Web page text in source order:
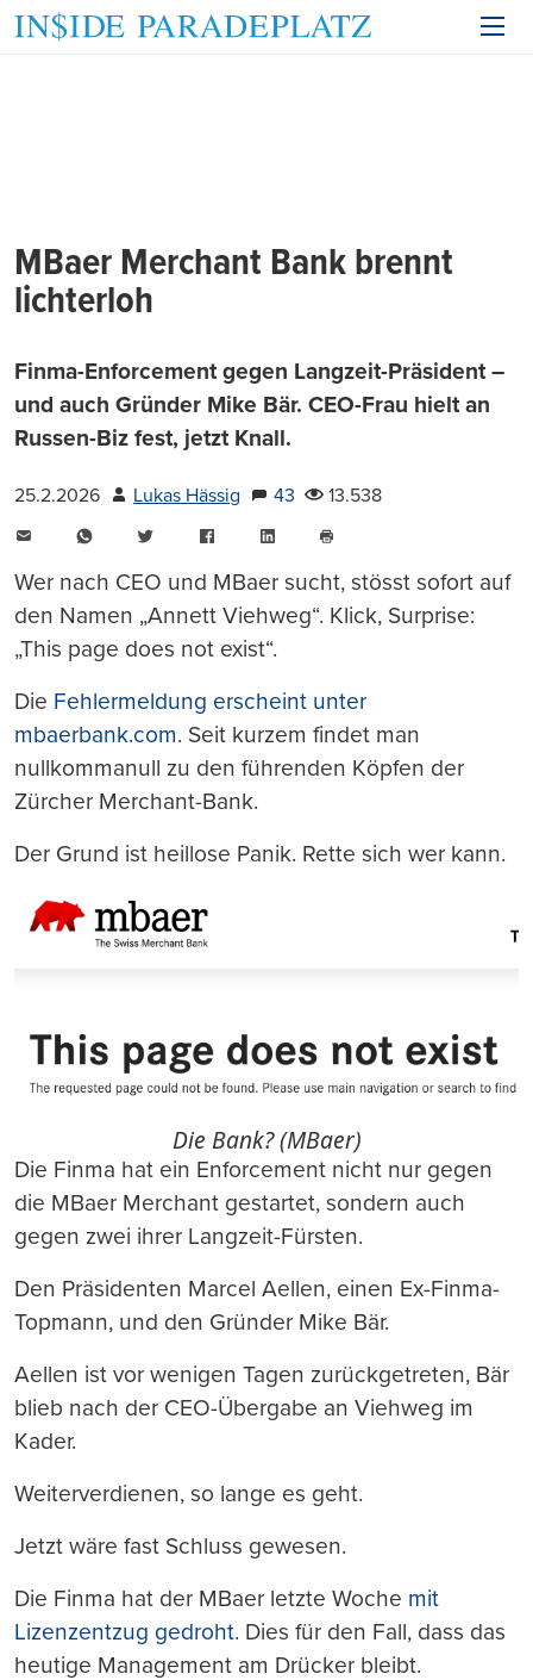
MBaer Merchant Bank brennt
lichterloh
Finma-Enforcement gegen Langzeit-Präsident –
und auch Gründer Mike Bär. CEO-Frau hielt an
Russen-Biz fest, jetzt Knall.
25.2.2026 Lukas Hässig 43
13.538
WhatsAppTwitter FacebookLinkedIn
drucken
Wer nach CEO und MBaer sucht, stösst sofort auf
den Namen „Annett Viehweg“. Klick, Surprise:
„This page does not exist“.
Die Fehlermeldung erscheint unter
mbaerbank.com. Seit kurzem findet man
nullkommanull zu den führenden Köpfen der
Zürcher Merchant-Bank.
Der Grund ist heillose Panik. Rette sich wer kann.
Die Bank? (MBaer)
Die Finma hat ein Enforcement nicht nur gegen
die MBaer Merchant gestartet, sondern auch
gegen zwei ihrer Langzeit-Fürsten.
Den Präsidenten Marcel Aellen, einen Ex-Finma-
Topmann, und den Gründer Mike Bär.
Aellen ist vor wenigen Tagen zurückgetreten, Bär
blieb nach der CEO-Übergabe an Viehweg im
Kader.
Weiterverdienen, so lange es geht.
Jetzt wäre fast Schluss gewesen.
Die Finma hat der MBaer letzte Woche mit
Lizenzentzug gedroht. Dies für den Fall, dass das
heutige Management am Drücker bleibt.